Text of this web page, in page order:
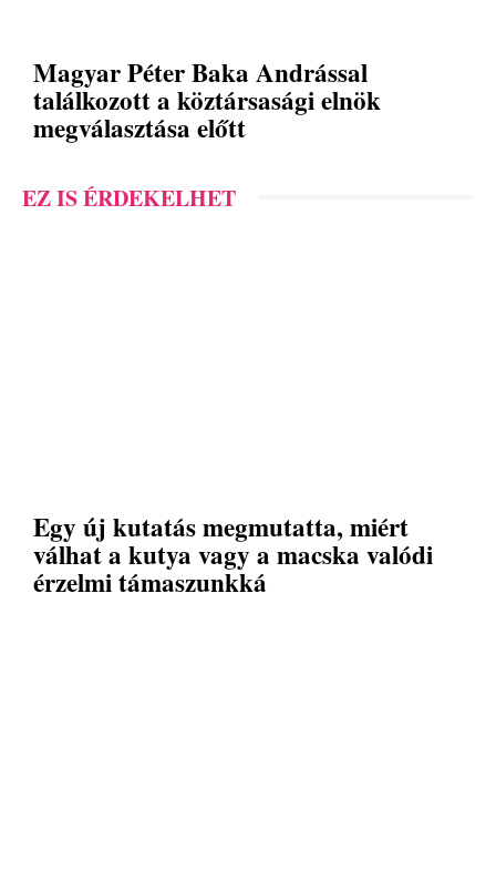
Magyar Péter Baka Andrással
találkozott a köztársasági elnök
megválasztása előtt
EZ IS ÉRDEKELHET
Egy új kutatás megmutatta, miért
válhat a kutya vagy a macska valódi
érzelmi támaszunkká